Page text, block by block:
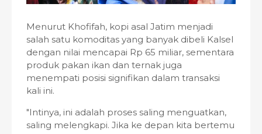
Menurut Khofifah, kopi asal Jatim menjadi
salah satu komoditas yang banyak dibeli Kalsel
dengan nilai mencapai Rp 65 miliar, sementara
produk pakan ikan dan ternak juga
menempati posisi signifikan dalam transaksi
kali ini.
"Intinya, ini adalah proses saling menguatkan,
saling melengkapi. Jika ke depan kita bertemu